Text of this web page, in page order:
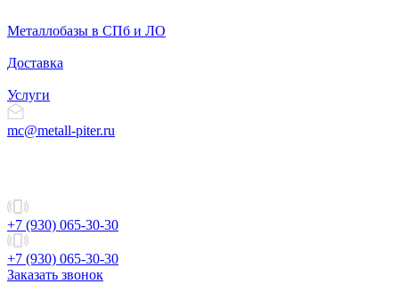
Металлобазы в СПб и ЛО
Доставка
Услуги
mc@metall-piter.ru
+7 (930) 065-30-30
+7 (930) 065-30-30
Заказать звонок